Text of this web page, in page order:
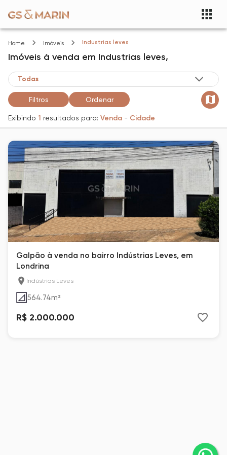
Home Imóveis Industrias leves
Imóveis à venda em Industrias leves,
Filtros Ordenar
Exibindo 1 resultados para: Venda - Cidade
Galpão à venda no bairro Indústrias Leves, em
Londrina
Indústrias Leves
564.74m²
R$ 2.000.000